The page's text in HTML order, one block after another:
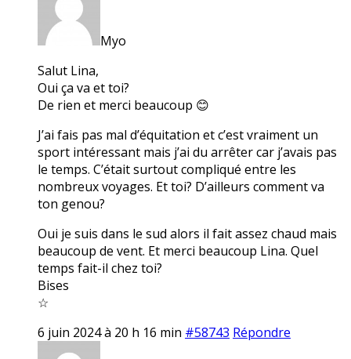
Myo
Salut Lina,
Oui ça va et toi?
De rien et merci beaucoup 😊
J’ai fais pas mal d’équitation et c’est vraiment un
sport intéressant mais j’ai du arrêter car j’avais pas
le temps. C’était surtout compliqué entre les
nombreux voyages. Et toi? D’ailleurs comment va
ton genou?
Oui je suis dans le sud alors il fait assez chaud mais
beaucoup de vent. Et merci beaucoup Lina. Quel
temps fait-il chez toi?
Bises
☆
6 juin 2024 à 20 h 16 min #58743 Répondre